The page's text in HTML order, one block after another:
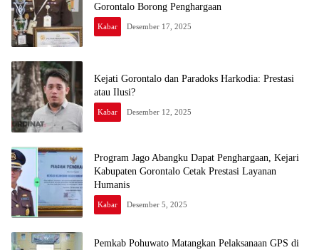
Gorontalo Borong Penghargaan
Kabar Desember 17, 2025
Kejati Gorontalo dan Paradoks Harkodia: Prestasi
atau Ilusi?
Kabar Desember 12, 2025
Program Jago Abangku Dapat Penghargaan, Kejari
Kabupaten Gorontalo Cetak Prestasi Layanan
Humanis
Kabar Desember 5, 2025
Pemkab Pohuwato Matangkan Pelaksanaan GPS di